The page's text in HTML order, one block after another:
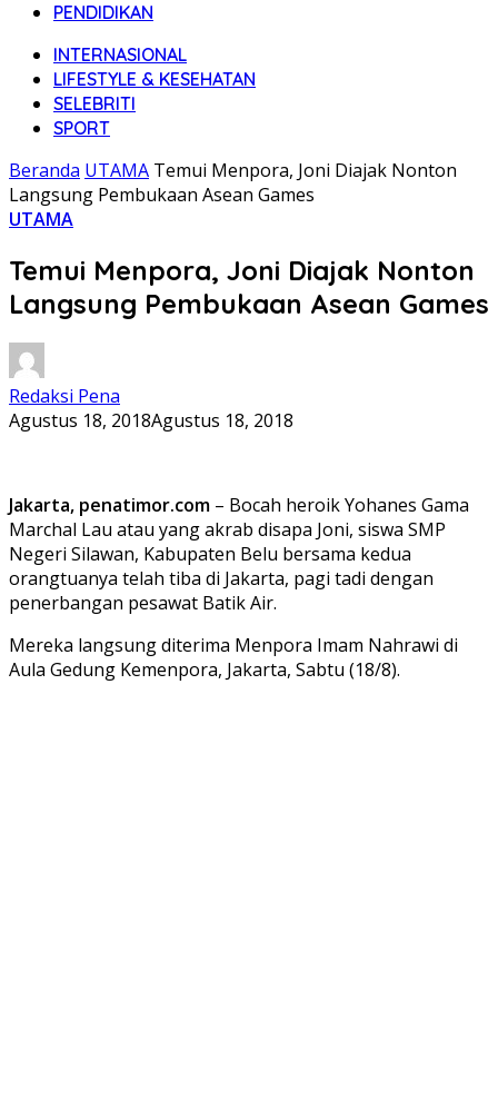
PENDIDIKAN
INTERNASIONAL
LIFESTYLE & KESEHATAN
SELEBRITI
SPORT
Beranda UTAMA Temui Menpora, Joni Diajak Nonton
Langsung Pembukaan Asean Games
UTAMA
Temui Menpora, Joni Diajak Nonton
Langsung Pembukaan Asean Games
Redaksi Pena
Agustus 18, 2018Agustus 18, 2018
Jakarta, penatimor.com – Bocah heroik Yohanes Gama
Marchal Lau atau yang akrab disapa Joni, siswa SMP
Negeri Silawan, Kabupaten Belu bersama kedua
orangtuanya telah tiba di Jakarta, pagi tadi dengan
penerbangan pesawat Batik Air.
Mereka langsung diterima Menpora Imam Nahrawi di
Aula Gedung Kemenpora, Jakarta, Sabtu (18/8).